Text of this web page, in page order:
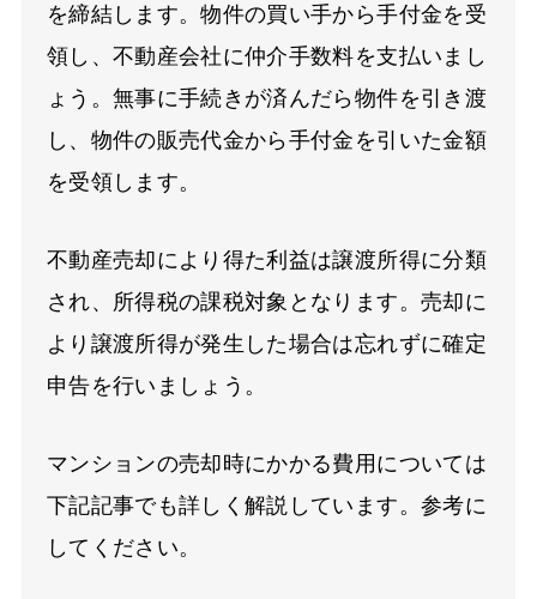
を締結します。物件の買い手から手付金を受
領し、不動産会社に仲介手数料を支払いまし
ょう。無事に手続きが済んだら物件を引き渡
し、物件の販売代金から手付金を引いた金額
を受領します。
不動産売却により得た利益は譲渡所得に分類
され、所得税の課税対象となります。売却に
より譲渡所得が発生した場合は忘れずに確定
申告を行いましょう。
マンションの売却時にかかる費用については
下記記事でも詳しく解説しています。参考に
してください。